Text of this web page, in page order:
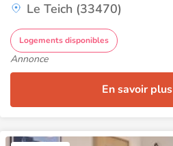
Le Teich (33470)
Logements disponibles
Annonce
En savoir plus